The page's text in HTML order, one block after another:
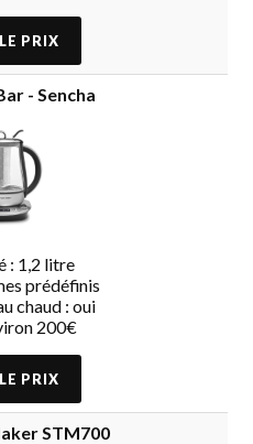
- Sencha
: 1,2 litre
prédéfinis
chaud : oui
200€
STM700